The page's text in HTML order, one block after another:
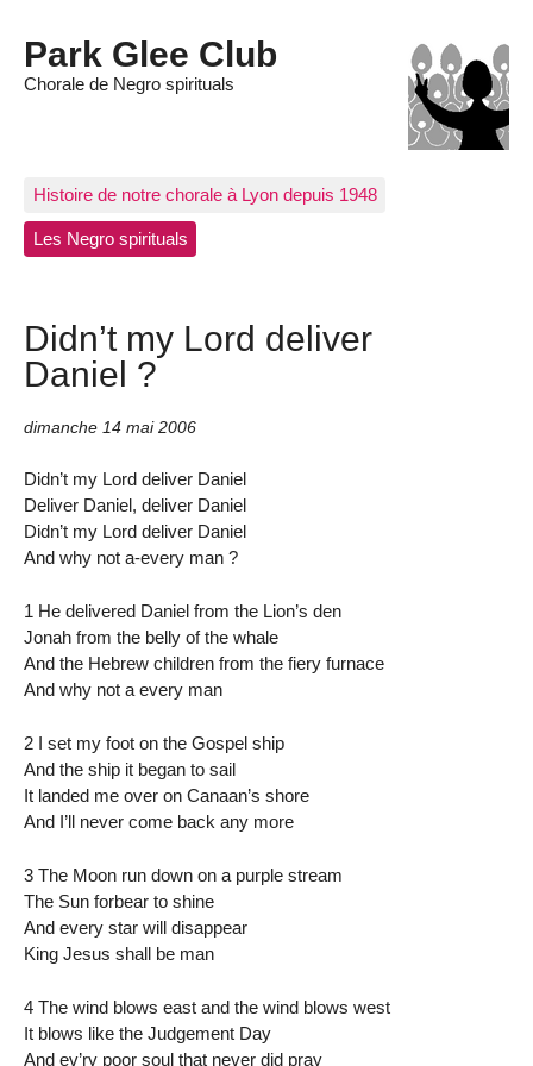
Park Glee Club
Chorale de Negro spirituals
Histoire de notre chorale à Lyon depuis 1948
Les Negro spirituals
Didn’t my Lord deliver
Daniel ?
dimanche 14 mai 2006
Didn’t my Lord deliver Daniel
Deliver Daniel, deliver Daniel
Didn’t my Lord deliver Daniel
And why not a-every man ?
1 He delivered Daniel from the Lion’s den
Jonah from the belly of the whale
And the Hebrew children from the fiery furnace
And why not a every man
2 I set my foot on the Gospel ship
And the ship it began to sail
It landed me over on Canaan’s shore
And I’ll never come back any more
3 The Moon run down on a purple stream
The Sun forbear to shine
And every star will disappear
King Jesus shall be man
4 The wind blows east and the wind blows west
It blows like the Judgement Day
And ev’ry poor soul that never did pray